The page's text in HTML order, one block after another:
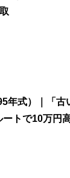
年式）｜「古
トで10万円